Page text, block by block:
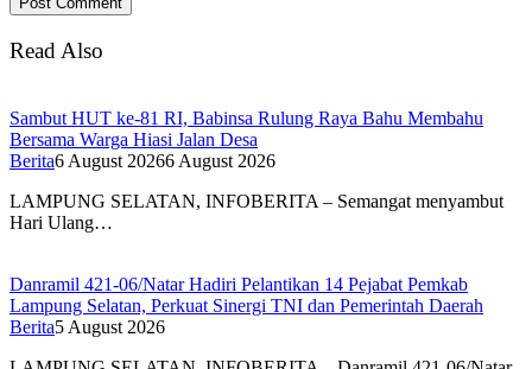
Read Also
Sambut HUT ke-81 RI, Babinsa Rulung Raya Bahu Membahu
Bersama Warga Hiasi Jalan Desa
Berita6 August 20266 August 2026
LAMPUNG SELATAN, INFOBERITA – Semangat menyambut
Hari Ulang…
Danramil 421-06/Natar Hadiri Pelantikan 14 Pejabat Pemkab
Lampung Selatan, Perkuat Sinergi TNI dan Pemerintah Daerah
Berita5 August 2026